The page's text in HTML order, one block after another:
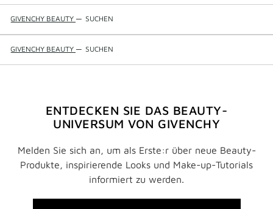
GIVENCHY BEAUTY — SUCHEN
GIVENCHY BEAUTY — SUCHEN
ENTDECKEN SIE DAS BEAUTY-
UNIVERSUM VON GIVENCHY
Melden Sie sich an, um als Erste:r über neue Beauty-
Produkte, inspirierende Looks und Make-up-Tutorials
informiert zu werden.